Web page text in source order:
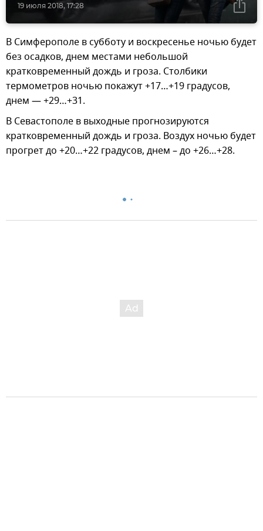
19 июля 2018, 17:28
В Симферополе в субботу и воскресенье ночью будет
без осадков, днем местами небольшой
кратковременный дождь и гроза. Столбики
термометров ночью покажут +17…+19 градусов,
днем — +29…+31.
В Севастополе в выходные прогнозируются
кратковременный дождь и гроза. Воздух ночью будет
прогрет до +20…+22 градусов, днем – до +26…+28.